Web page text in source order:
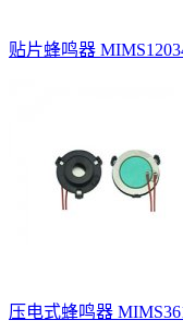
贴片蜂鸣器
压电式蜂鸣器